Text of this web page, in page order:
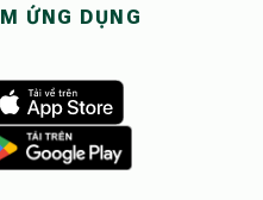
ỨNG DỤNG